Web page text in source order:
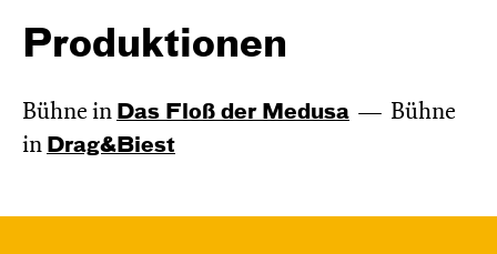
Produktionen
Bühne in Das Floß der Medusa
Bühne
in Drag&Biest